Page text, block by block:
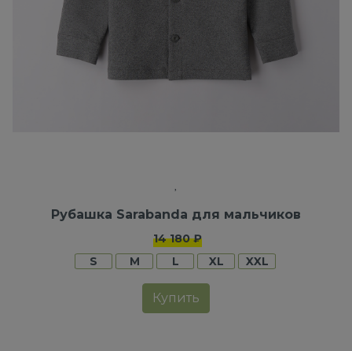
Рубашка Sarabanda для мальчиков
14 180 ₽
S
M L XL XXL
Купить